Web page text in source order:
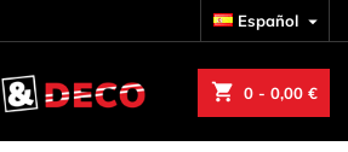
Español 
shopping_cart 0 - 0,00 €